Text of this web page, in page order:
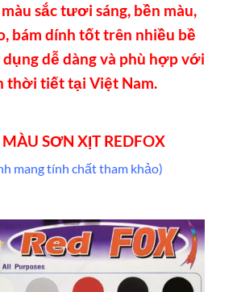
sắc tươi sáng, bền màu,
bám dính tốt trên nhiều bề
dễ dàng và phù hợp với
thời tiết tại Việt Nam.
SƠN XỊT REDFOX
mang tính chất tham khảo)